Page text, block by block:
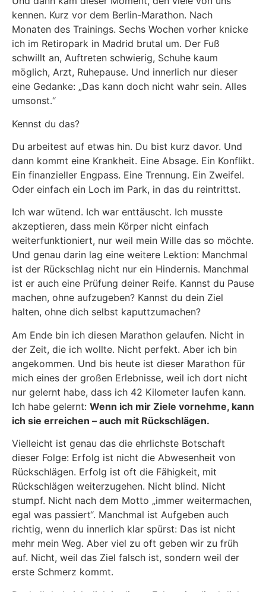
kennen. Kurz vor dem Berlin-Marathon. Nach
Monaten des Trainings. Sechs Wochen vorher knicke
ich im Retiropark in Madrid brutal um. Der Fuß
schwillt an, Auftreten schwierig, Schuhe kaum
möglich, Arzt, Ruhepause. Und innerlich nur dieser
eine Gedanke: „Das kann doch nicht wahr sein. Alles
umsonst.“
Kennst du das?
Du arbeitest auf etwas hin. Du bist kurz davor. Und
dann kommt eine Krankheit. Eine Absage. Ein Konflikt.
Ein finanzieller Engpass. Eine Trennung. Ein Zweifel.
Oder einfach ein Loch im Park, in das du reintrittst.
Ich war wütend. Ich war enttäuscht. Ich musste
akzeptieren, dass mein Körper nicht einfach
weiterfunktioniert, nur weil mein Wille das so möchte.
Und genau darin lag eine weitere Lektion: Manchmal
ist der Rückschlag nicht nur ein Hindernis. Manchmal
ist er auch eine Prüfung deiner Reife. Kannst du Pause
machen, ohne aufzugeben? Kannst du dein Ziel
halten, ohne dich selbst kaputtzumachen?
Am Ende bin ich diesen Marathon gelaufen. Nicht in
der Zeit, die ich wollte. Nicht perfekt. Aber ich bin
angekommen. Und bis heute ist dieser Marathon für
mich eines der großen Erlebnisse, weil ich dort nicht
nur gelernt habe, dass ich 42 Kilometer laufen kann.
Ich habe gelernt: Wenn ich mir Ziele vornehme, kann
ich sie erreichen – auch mit Rückschlägen.
Vielleicht ist genau das die ehrlichste Botschaft
dieser Folge: Erfolg ist nicht die Abwesenheit von
Rückschlägen. Erfolg ist oft die Fähigkeit, mit
Rückschlägen weiterzugehen. Nicht blind. Nicht
stumpf. Nicht nach dem Motto „immer weitermachen,
egal was passiert“. Manchmal ist Aufgeben auch
richtig, wenn du innerlich klar spürst: Das ist nicht
mehr mein Weg. Aber viel zu oft geben wir zu früh
auf. Nicht, weil das Ziel falsch ist, sondern weil der
erste Schmerz kommt.